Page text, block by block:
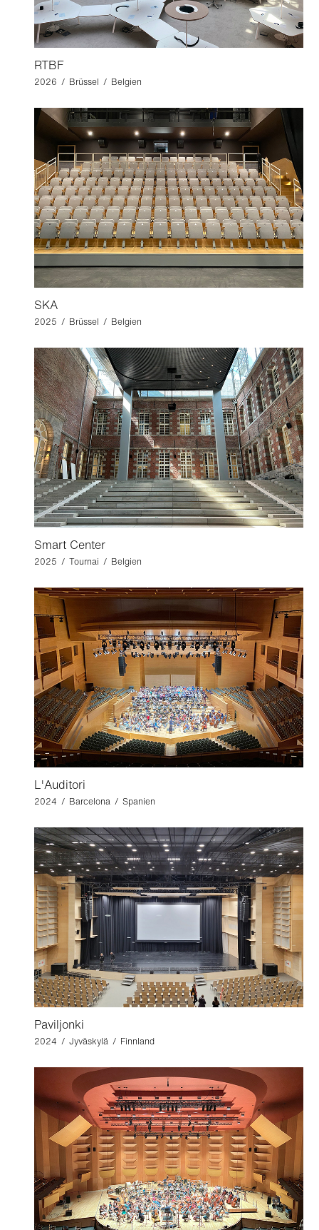
RTBF
2026 / Brüssel / Belgien
SKA
2025 / Brüssel / Belgien
Smart Center
2025 / Tournai / Belgien
L'Auditori
2024 / Barcelona / Spanien
Paviljonki
2024 / Jyväskylä / Finnland